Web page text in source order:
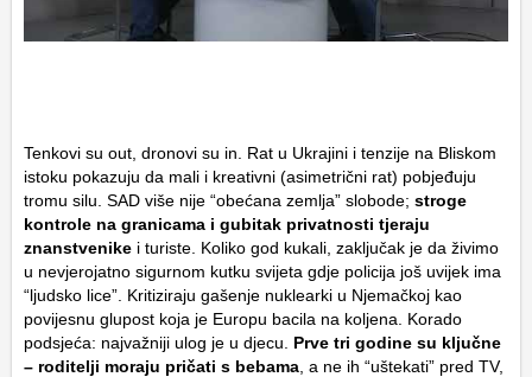
Tenkovi su out , dronovi su in . Rat u Ukrajini i tenzije na Bliskom
istoku pokazuju da mali i kreativni (asimetrični rat) pobjeđuju
tromu silu. SAD više nije “obećana zemlja” slobode; stroge
kontrole na granicama i gubitak privatnosti tjeraju
znanstvenike i turiste. Koliko god kukali, zaključak je da živimo
u nevjerojatno sigurnom kutku svijeta gdje policija još uvijek ima
“ljudsko lice”. Kritiziraju gašenje nuklearki u Njemačkoj kao
povijesnu glupost koja je Europu bacila na koljena. Korado
podsjeća: najvažniji ulog je u djecu.
Prve tri godine su ključne
– roditelji moraju pričati s bebama , a ne ih “uštekati” pred TV,